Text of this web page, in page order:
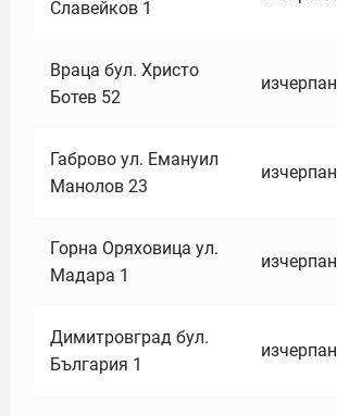
Славейков 1
Враца бул. Христо
Ботев 52
изчерпан
Габрово ул. Емануил
Манолов 23
изчерпан
Горна Оряховица ул.
Мадара 1
изчерпан
Димитровград бул.
България 1
изчерпан